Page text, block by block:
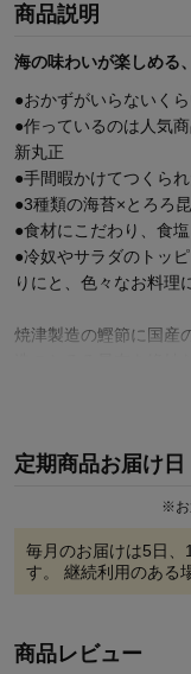
商品説明
海の味わいが楽しめる
●おかずがいらないく
●作っているのは人気
新丸正
●手間暇かけてつくら
●3種類の海苔×とろろ
●食材にこだわり、食
●冷奴やサラダのトッ
りにと、色々なお料理
焼津製造の鰹節に国産
った贅沢なふりかけで
創業80年を超える「
の焼津漁港近くに会社
水揚げされた魚を自
●定期商品は、通常商
定期商品お届け日
※
毎月のお届けは5日、
す。 継続利用のある
商品レビュー